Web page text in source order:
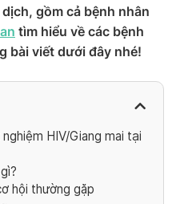
gồm cả bệnh nhân
tìm hiểu về các bệnh
bài viết dưới đây nhé!
HIV/Giang mai tại
hội thường gặp